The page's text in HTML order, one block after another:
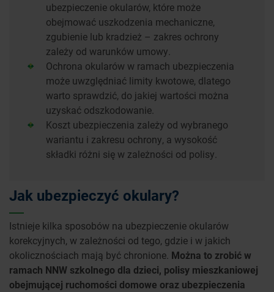
ubezpieczenie okularów, które może
obejmować uszkodzenia mechaniczne,
zgubienie lub kradzież – zakres ochrony
zależy od warunków umowy.
Ochrona okularów w ramach ubezpieczenia
może uwzględniać limity kwotowe, dlatego
warto sprawdzić, do jakiej wartości można
uzyskać odszkodowanie.
Koszt ubezpieczenia zależy od wybranego
wariantu i zakresu ochrony, a wysokość
składki różni się w zależności od polisy.
Jak ubezpieczyć okulary?
Istnieje kilka sposobów na ubezpieczenie okularów
korekcyjnych, w zależności od tego, gdzie i w jakich
okolicznościach mają być chronione. Można to zrobić w
ramach NNW szkolnego dla dzieci, polisy mieszkaniowej
obejmującej ruchomości domowe oraz ubezpieczenia